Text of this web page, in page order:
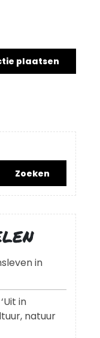
Zoeken
in
in
natuur